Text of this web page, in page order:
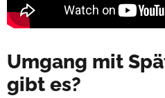
Umgang mit
gibt es?